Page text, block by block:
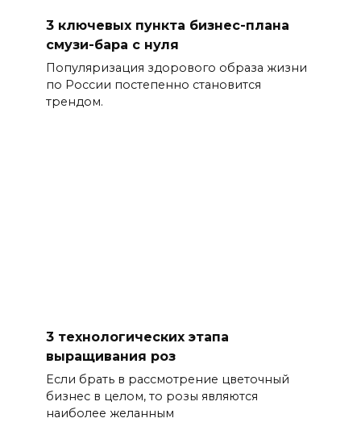
3 ключевых пункта бизнес-плана
смузи-бара с нуля
Популяризация здорового образа жизни
по России постепенно становится
трендом.
3 технологических этапа
выращивания роз
Если брать в рассмотрение цветочный
бизнес в целом, то розы являются
наиболее желанным